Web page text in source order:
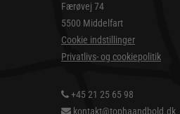
Færøvej 74
5500 Middelfart
Cookie indstillinger
Privatlivs- og cookiepolitik
+45 21 25 65 98
kontakt@tophaandbold.dk